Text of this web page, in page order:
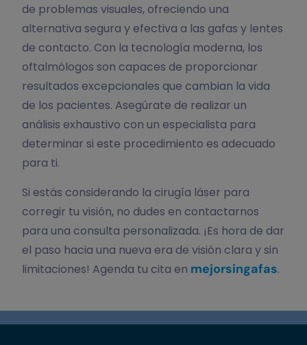
de problemas visuales, ofreciendo una
alternativa segura y efectiva a las gafas y lentes
de contacto. Con la tecnología moderna, los
oftalmólogos son capaces de proporcionar
resultados excepcionales que cambian la vida
de los pacientes. Asegúrate de realizar un
análisis exhaustivo con un especialista para
determinar si este procedimiento es adecuado
para ti.
Si estás considerando la cirugía láser para
corregir tu visión, no dudes en contactarnos
para una consulta personalizada. ¡Es hora de dar
el paso hacia una nueva era de visión clara y sin
limitaciones! Agenda tu cita en mejorsingafas.